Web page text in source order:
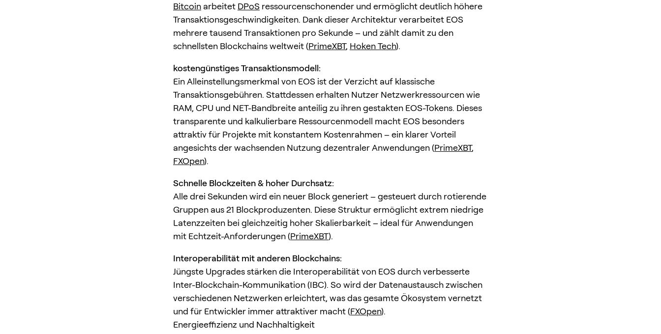
Bitcoin arbeitet DPoS ressourcenschonender und ermöglicht deutlich höhere
Transaktionsgeschwindigkeiten. Dank dieser Architektur verarbeitet EOS
mehrere tausend Transaktionen pro Sekunde – und zählt damit zu den
schnellsten Blockchains weltweit (PrimeXBT, Hoken Tech).
kostengünstiges Transaktionsmodell:
Ein Alleinstellungsmerkmal von EOS ist der Verzicht auf klassische
Transaktionsgebühren. Stattdessen erhalten Nutzer Netzwerkressourcen wie
RAM, CPU und NET-Bandbreite anteilig zu ihren gestakten EOS-Tokens. Dieses
transparente und kalkulierbare Ressourcenmodell macht EOS besonders
attraktiv für Projekte mit konstantem Kostenrahmen – ein klarer Vorteil
angesichts der wachsenden Nutzung dezentraler Anwendungen (PrimeXBT,
FXOpen).
Schnelle Blockzeiten & hoher Durchsatz:
Alle drei Sekunden wird ein neuer Block generiert – gesteuert durch rotierende
Gruppen aus 21 Blockproduzenten. Diese Struktur ermöglicht extrem niedrige
Latenzzeiten bei gleichzeitig hoher Skalierbarkeit – ideal für Anwendungen
mit Echtzeit-Anforderungen (PrimeXBT).
Interoperabilität mit anderen Blockchains:
Jüngste Upgrades stärken die Interoperabilität von EOS durch verbesserte
Inter-Blockchain-Kommunikation (IBC). So wird der Datenaustausch zwischen
verschiedenen Netzwerken erleichtert, was das gesamte Ökosystem vernetzt
und für Entwickler immer attraktiver macht (FXOpen).
Energieeffizienz und Nachhaltigkeit